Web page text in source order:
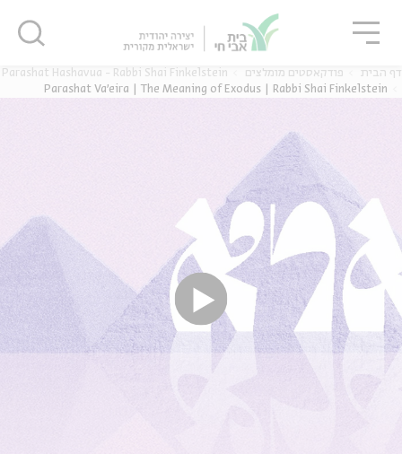
אנגלית
דף הבית פודקאסטים מומלצים
Parashat Hashavua - Rabbi Shai Finkelstein
Parashat Va’eira | The Meaning of Exodus | Rabbi Shai Finkelstein
סגור